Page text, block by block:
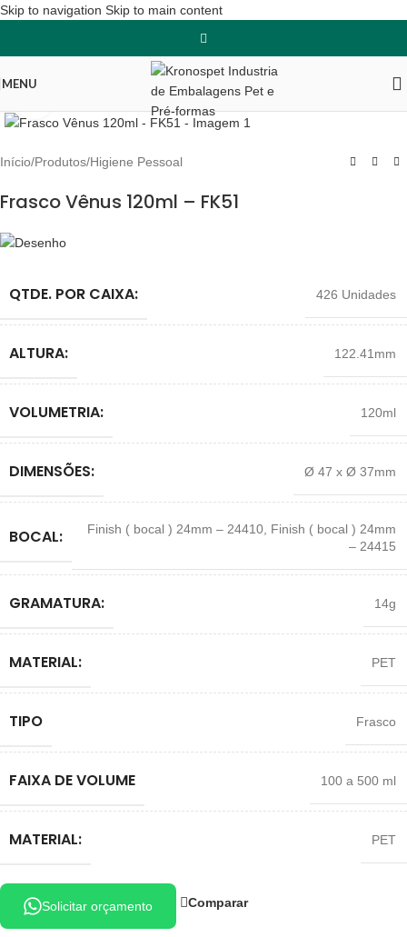
Skip to navigation Skip to main content
MENU
Clique para ampliar
Início/Produtos/Higiene Pessoal
Frasco Vênus 120ml – FK51
QTDE. POR CAIXA: 426 Unidades
ALTURA: 122.41mm
VOLUMETRIA: 120ml
DIMENSÕES: Ø 47 x Ø 37mm
BOCAL: Finish ( bocal ) 24mm – 24410 Finish ( bocal ) 24mm
– 24415
GRAMATURA: 14g
MATERIAL: PET
TIPO Frasco
FAIXA DE VOLUME 100 a 500 ml
MATERIAL: PET
Solicitar orçamento Comparar